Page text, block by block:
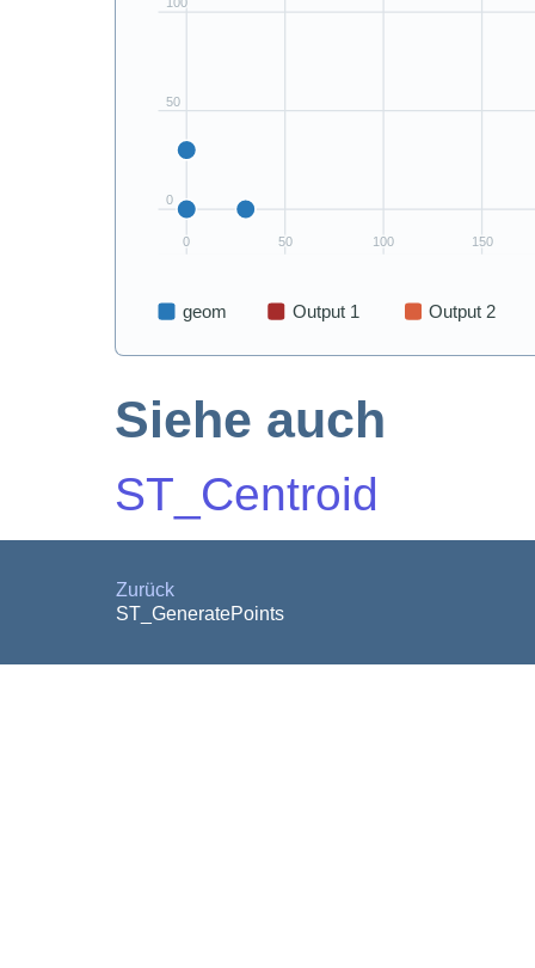
Siehe auch
ST_Centroid
Zurück
ST_GeneratePoints